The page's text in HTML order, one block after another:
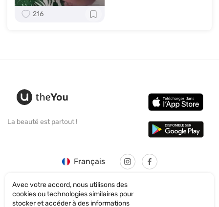
216
La beauté est partout !
Français
Avec votre accord, nous utilisons des
cookies ou technologies similaires pour
stocker et accéder à des informations